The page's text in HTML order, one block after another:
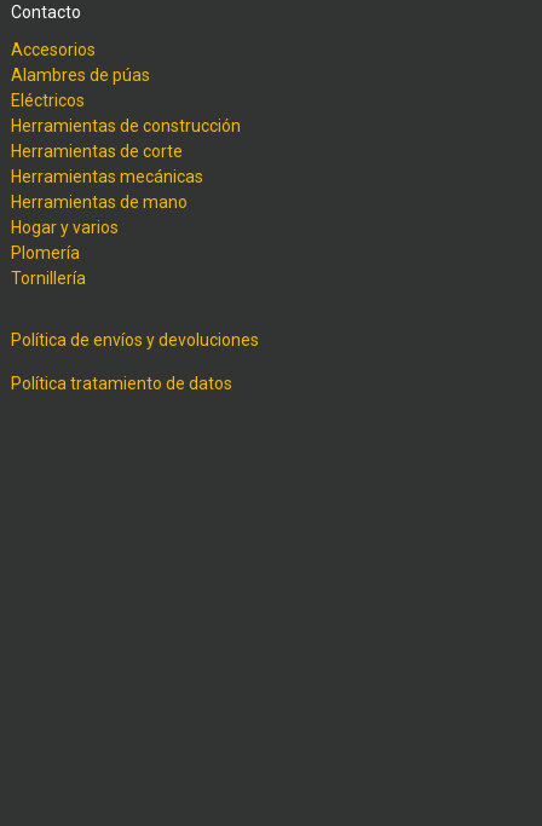
Contacto
Accesorios
Alambres de púas
Eléctricos
Herramientas de construcción
Herramientas de corte
Herramientas mecánicas
Herramientas de mano
Hogar y varios
Plomería
Tornillería
Política de envíos y devoluciones
Política tratamiento de datos